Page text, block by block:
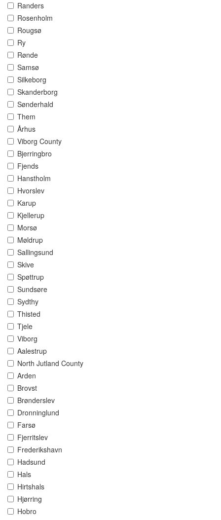
Randers
Rosenholm
Rougsø
Ry
Rønde
Samsø
Silkeborg
Skanderborg
Sønderhald
Them
Århus
Viborg County
Bjerringbro
Fjends
Hanstholm
Hvorslev
Karup
Kjellerup
Morsø
Møldrup
Sallingsund
Skive
Spøttrup
Sundsøre
Sydthy
Thisted
Tjele
Viborg
Aalestrup
North Jutland County
Arden
Brovst
Brønderslev
Dronninglund
Farsø
Fjerritslev
Frederikshavn
Hadsund
Hals
Hirtshals
Hjørring
Hobro